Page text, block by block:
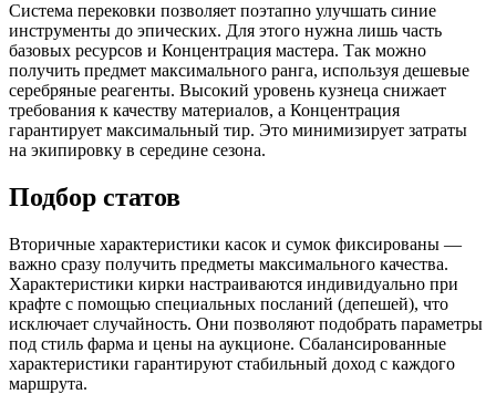
Система перековки позволяет поэтапно улучшать синие
инструменты до эпических. Для этого нужна лишь часть
базовых ресурсов и Концентрация мастера. Так можно
получить предмет максимального ранга, используя дешевые
серебряные реагенты. Высокий уровень кузнеца снижает
требования к качеству материалов, а Концентрация
гарантирует максимальный тир. Это минимизирует затраты
на экипировку в середине сезона.
Подбор статов
Вторичные характеристики касок и сумок фиксированы —
важно сразу получить предметы максимального качества.
Характеристики кирки настраиваются индивидуально при
крафте с помощью специальных посланий (депешей), что
исключает случайность. Они позволяют подобрать параметры
под стиль фарма и цены на аукционе. Сбалансированные
характеристики гарантируют стабильный доход с каждого
маршрута.